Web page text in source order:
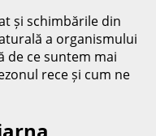
și schimbările din
a organismului
de ce suntem mai
rece și cum ne